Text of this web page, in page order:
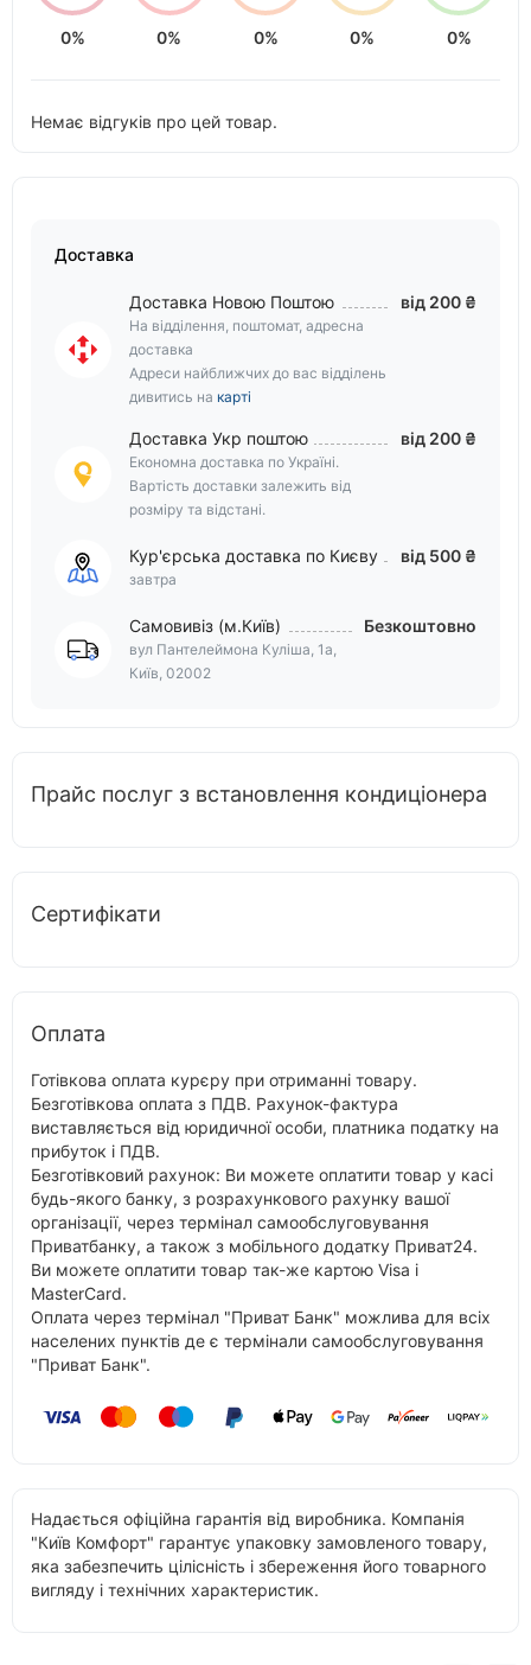
0% 0% 0% 0% 0%
Немає відгуків про цей товар.
Доставка
Доставка Новою Поштою
На відділення, поштомат, адресна
доставка
Адреси найближчих до вас відділень
дивитись на карті
від 200 ₴
Доставка Укр поштою
Економна доставка по Україні.
Вартість доставки залежить від
розміру та відстані.
від 200 ₴
Кур'єрська доставка по Києву
завтра
від 500 ₴
Самовивіз (м.Київ)
вул Пантелеймона Куліша, 1а,
Київ, 02002
Безкоштовно
Прайс послуг з встановлення кондиціонера
Сертифікати
Оплата
Готівкова оплата курєру при отриманні товару.
Безготівкова оплата з ПДВ. Рахунок-фактура
виставляється від юридичної особи, платника податку на
прибуток і ПДВ.
Безготівковий рахунок: Ви можете оплатити товар у касі
будь-якого банку, з розрахункового рахунку вашої
організації, через термінал самообслуговування
Приватбанку, а також з мобільного додатку Приват24.
Ви можете оплатити товар так-же картою Visa і
MasterCard.
Оплата через термінал "Приват Банк" можлива для всіх
населених пунктів де є термінали самообслуговування
"Приват Банк".
Надається офіційна гарантія від виробника. Компанія
"Київ Комфорт" гарантує упаковку замовленого товару,
яка забезпечить цілісність і збереження його товарного
вигляду і технічних характеристик.